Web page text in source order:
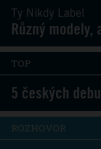
Ty Nikdy Label
Různý modely,
TOP
5 českých
ROZHOVOR